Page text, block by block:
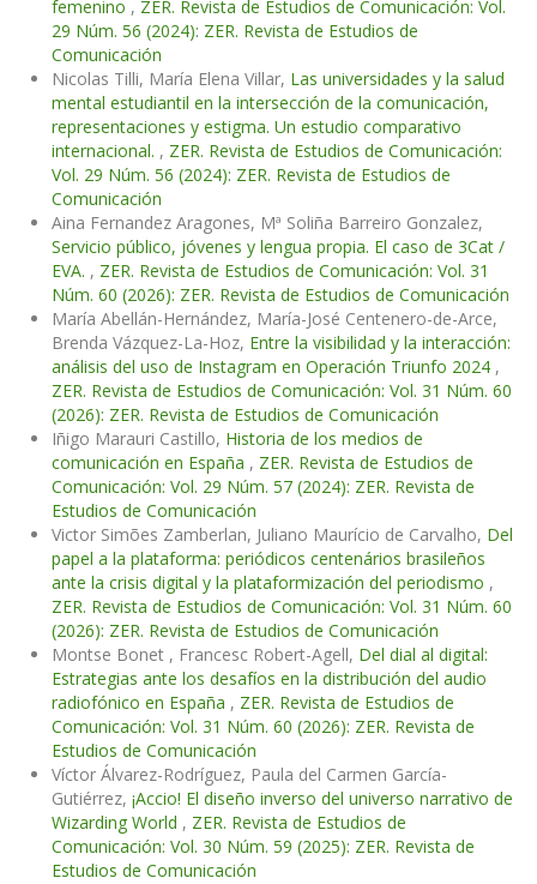
femenino , ZER. Revista de Estudios de Comunicación: Vol.
29 Núm. 56 (2024): ZER. Revista de Estudios de
Comunicación
Nicolas Tilli, María Elena Villar, Las universidades y la salud
mental estudiantil en la intersección de la comunicación,
representaciones y estigma. Un estudio comparativo
internacional. , ZER. Revista de Estudios de Comunicación:
Vol. 29 Núm. 56 (2024): ZER. Revista de Estudios de
Comunicación
Aina Fernandez Aragones, Mª Soliña Barreiro Gonzalez,
Servicio público, jóvenes y lengua propia. El caso de 3Cat /
EVA. , ZER. Revista de Estudios de Comunicación: Vol. 31
Núm. 60 (2026): ZER. Revista de Estudios de Comunicación
María Abellán-Hernández, María-José Centenero-de-Arce,
Brenda Vázquez-La-Hoz, Entre la visibilidad y la interacción:
análisis del uso de Instagram en Operación Triunfo 2024 ,
ZER. Revista de Estudios de Comunicación: Vol. 31 Núm. 60
(2026): ZER. Revista de Estudios de Comunicación
Iñigo Marauri Castillo, Historia de los medios de
comunicación en España , ZER. Revista de Estudios de
Comunicación: Vol. 29 Núm. 57 (2024): ZER. Revista de
Estudios de Comunicación
Victor Simões Zamberlan, Juliano Maurício de Carvalho, Del
papel a la plataforma: periódicos centenários brasileños
ante la crisis digital y la plataformización del periodismo ,
ZER. Revista de Estudios de Comunicación: Vol. 31 Núm. 60
(2026): ZER. Revista de Estudios de Comunicación
Montse Bonet , Francesc Robert-Agell, Del dial al digital:
Estrategias ante los desafíos en la distribución del audio
radiofónico en España , ZER. Revista de Estudios de
Comunicación: Vol. 31 Núm. 60 (2026): ZER. Revista de
Estudios de Comunicación
Víctor Álvarez-Rodríguez, Paula del Carmen García-
Gutiérrez, ¡Accio! El diseño inverso del universo narrativo de
Wizarding World , ZER. Revista de Estudios de
Comunicación: Vol. 30 Núm. 59 (2025): ZER. Revista de
Estudios de Comunicación